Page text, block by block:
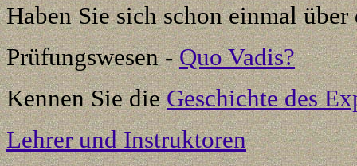
Haben Sie sich schon einmal
Prüfungswesen -Quo Vadis?
Kennen Sie dieGeschichte des
Lehrer und Instruktoren